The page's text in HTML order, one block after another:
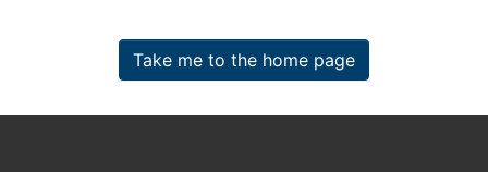
Take me to the home page